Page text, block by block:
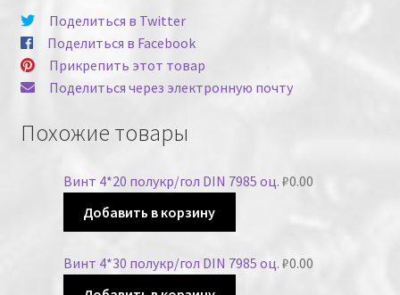
Поделиться в Twitter
Поделиться в Facebook
Прикрепить этот товар
Поделиться через электронную почту
Похожие товары
Винт 4*20 полукр/гол DIN 7985 оц. ₽0.00
Добавить в корзину
Винт 4*30 полукр/гол DIN 7985 оц. ₽0.00